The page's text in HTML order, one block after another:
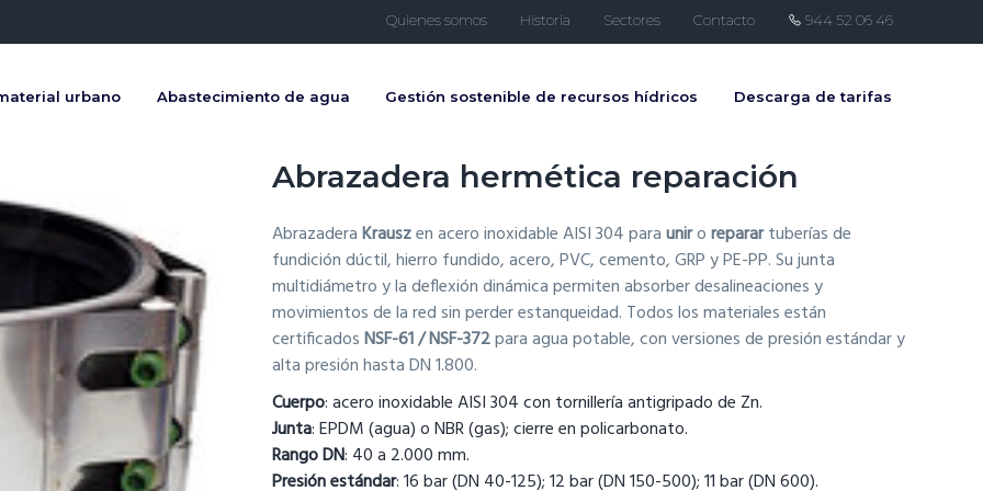
urbano Abastecimiento de agua Gestión sostenible de recursos hídricos Descarga de tarifas
Quienes somos Historia Sectores Contacto 944 52 06 46
Abrazadera hermética reparación
AbrazaderaKrauszen acero inoxidable AISI 304 parauniroreparartuberías de
fundición dúctil, hierro fundido, acero, PVC, cemento, GRP y PE-PP. Su junta
multidiámetro y la deflexión dinámica permiten absorber desalineaciones y
movimientos de la red sin perder estanqueidad. Todos los materiales están
certificadosNSF-61 / NSF-372para agua potable, con versiones de presión estándar y
alta presión hasta DN 1.800.
Cuerpo: acero inoxidable AISI 304 con tornillería antigripado de Zn.
Junta: EPDM (agua) o NBR (gas); cierre en policarbonato.
Rango DN: 40 a 2.000 mm.
Presión estándar: 16 bar (DN 40-125); 12 bar (DN 150-500); 11 bar (DN 600).